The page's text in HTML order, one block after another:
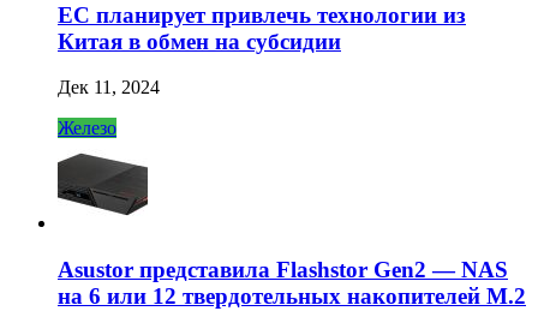
ЕС планирует привлечь технологии из
Китая в обмен на субсидии
Дек 11, 2024
Железо
Asustor представила Flashstor Gen2 — NAS
на 6 или 12 твердотельных накопителей M.2